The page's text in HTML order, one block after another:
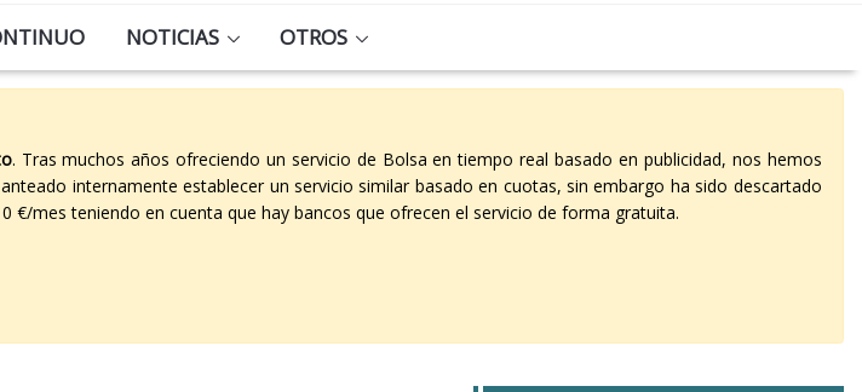
NOTICIAS OTROS
. Tras muchos años ofreciendo un servicio de Bolsa en tiempo real basado en publicidad, nos hemos
internamente establecer un servicio similar basado en cuotas, sin embargo ha sido descartado
€/mes teniendo en cuenta que hay bancos que ofrecen el servicio de forma gratuita.